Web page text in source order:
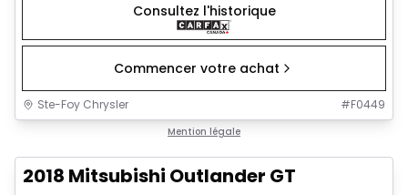
Consultez l'historique
Commencer votre achat
Ste-Foy Chrysler #F0449
Mention légale
2018 Mitsubishi Outlander GT